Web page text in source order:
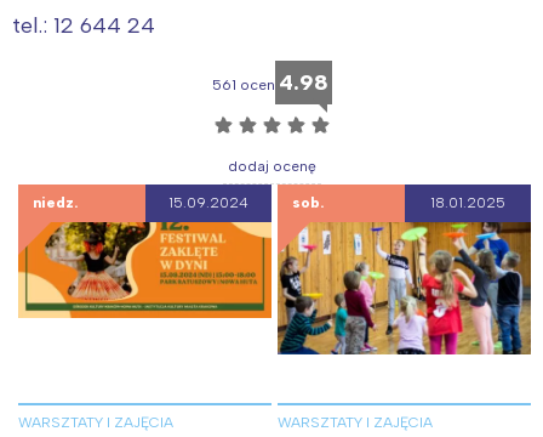
tel.: 12 644 24
561 ocen 4.98
☆ ☆ ☆ ☆ ☆
dodaj ocenę
niedz. 15.09.2024
WARSZTATY I ZAJĘCIA
sob. 18.01.2025
WARSZTATY I ZAJĘCIA